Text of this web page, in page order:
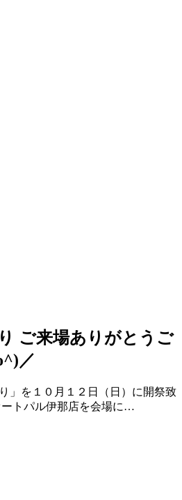
ご来場ありがとうご
／
」を１０月１２日（日）に開祭致
トパル伊那店を会場に…